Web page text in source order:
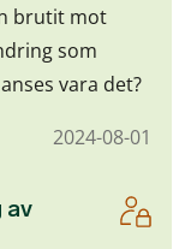
brutit mot
som
vara det?
2024-08-01
av